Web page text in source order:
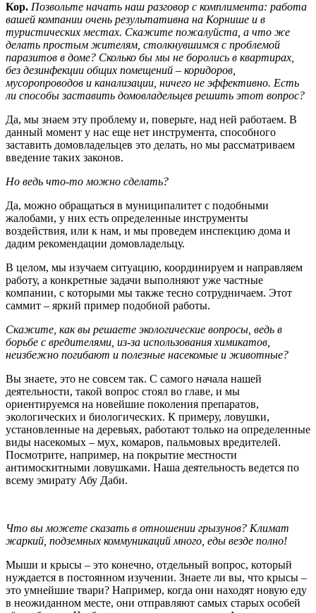
Кор. Позвольте начать наш разговор с комплимента: работа
вашей компании очень результативна на Корнише и в
туристических местах. Скажите пожалуйста, а что же
делать простым жителям, столкнувшимся с проблемой
паразитов в доме? Сколько бы мы не боролись в квартирах,
без дезинфекции общих помещений – коридоров,
мусоропроводов и канализации, ничего не эффективно. Есть
ли способы заставить домовладельцев решить этот вопрос?
Да, мы знаем эту проблему и, поверьте, над ней работаем. В
данный момент у нас еще нет инструмента, способного
заставить домовладельцев это делать, но мы рассматриваем
введение таких законов.
Но ведь что-то можно сделать?
Да, можно обращаться в муниципалитет с подобными
жалобами, у них есть определенные инструменты
воздействия, или к нам, и мы проведем инспекцию дома и
дадим рекомендации домовладельцу.
В целом, мы изучаем ситуацию, координируем и направляем
работу, а конкретные задачи выполняют уже частные
компании, с которыми мы также тесно сотрудничаем. Этот
саммит – яркий пример подобной работы.
Скажите, как вы решаете экологические вопросы, ведь в
борьбе с вредителями, из-за использования химикатов,
неизбежно погибают и полезные насекомые и животные?
Вы знаете, это не совсем так. С самого начала нашей
деятельности, такой вопрос стоял во главе, и мы
ориентируемся на новейшие поколения препаратов,
экологических и биологических. К примеру, ловушки,
установленные на деревьях, работают только на определенные
виды насекомых – мух, комаров, пальмовых вредителей.
Посмотрите, например, на покрытие местности
антимоскитными ловушками. Наша деятельность ведется по
всему эмирату Абу Даби.
Что вы можете сказать в отношении грызунов? Климат
жаркий, подземных коммуникаций много, еды везде полно!
Мыши и крысы – это конечно, отдельный вопрос, который
нуждается в постоянном изучении. Знаете ли вы, что крысы –
это умнейшие твари? Например, когда они находят новую еду
в неожиданном месте, они отправляют самых старых особей